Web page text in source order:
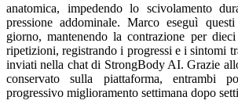
anatomica, impedendo lo scivolamento
pressione addominale. Marco eseguì
giorno, mantenendo la contrazione per
ripetizioni, registrando i progressi e i sintomi
inviati nella chat di StrongBody AI. Grazie
conservato sulla piattaforma, entrambi
progressivo miglioramento settimana dopo